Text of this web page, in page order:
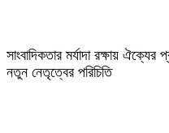
সাংবাদিকতার মর্যাদা রক্ষায়
নতুন নেতৃত্বের পরিচিতি